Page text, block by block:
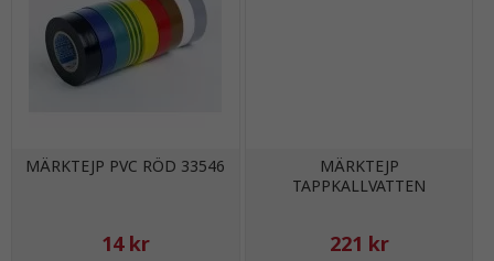
MÄRKTEJP PVC RÖD 33546
14 kr
MÄRKTEJP
TAPPKALLVATTEN
221 kr